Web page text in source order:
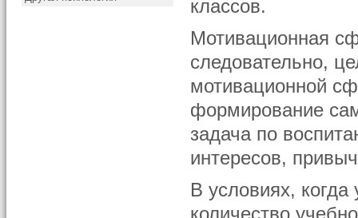
классов.
Мотивационная
следовательно,
мотивационной
формирование
задача по
интересов,
В условиях,